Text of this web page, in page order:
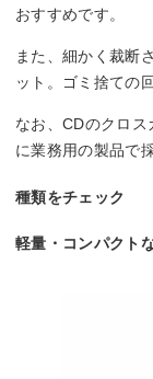
おすすめです。
また、細かく裁断
ット。ゴミ捨ての
なお、CDのクロ
に業務用の製品で
種類をチェック
軽量・コンパクト